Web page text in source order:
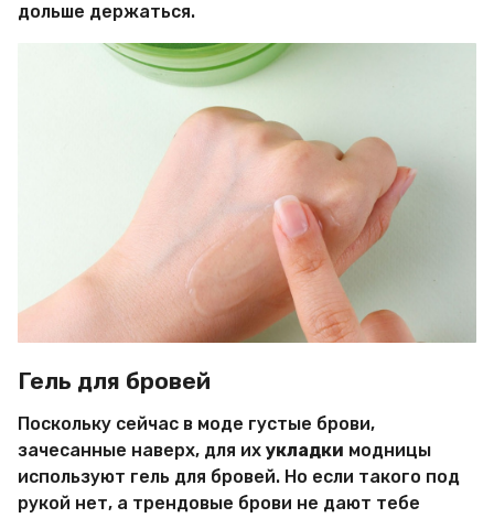
дольше держаться.
Гель для бровей
Поскольку сейчас в моде густые брови,
зачесанные наверх, для их укладки модницы
используют гель для бровей. Но если такого под
рукой нет, а трендовые брови не дают тебе